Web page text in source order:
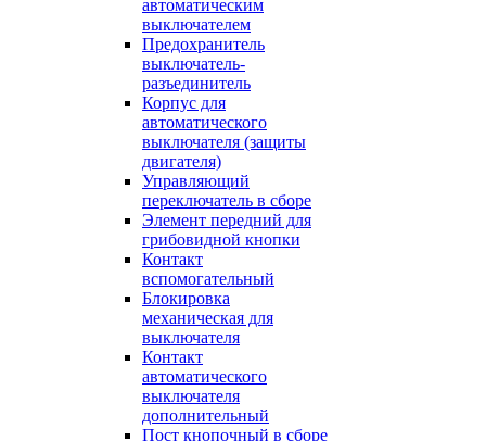
автоматическим
выключателем
Предохранитель
выключатель-
разъединитель
Корпус для
автоматического
выключателя (защиты
двигателя)
Управляющий
переключатель в сборе
Элемент передний для
грибовидной кнопки
Контакт
вспомогательный
Блокировка
механическая для
выключателя
Контакт
автоматического
выключателя
дополнительный
Пост кнопочный в сборе